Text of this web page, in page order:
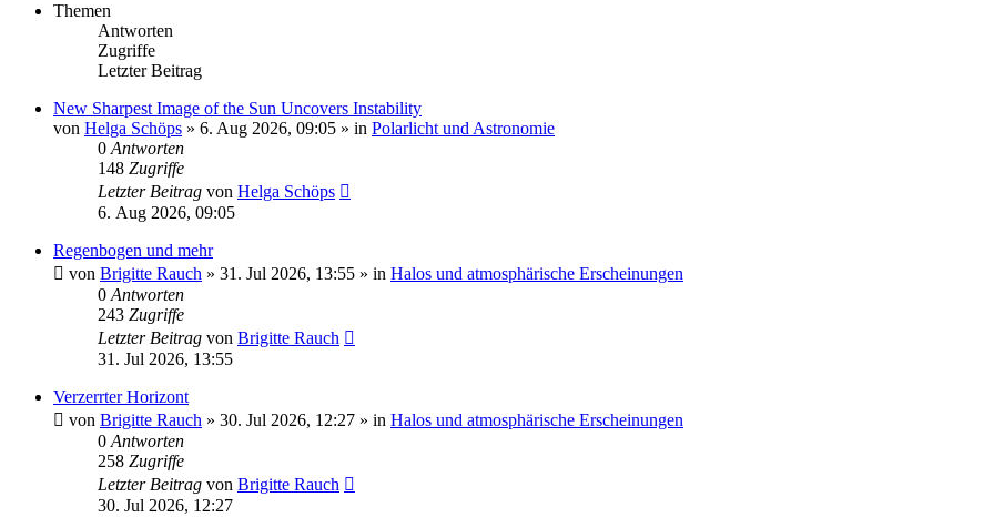
Themen
Antworten
Zugriffe
Letzter Beitrag
New Sharpest Image of the Sun Uncovers Instability
von Helga Schöps » 6. Aug 2026, 09:05 » in Polarlicht und Astronomie
0 Antworten
148 Zugriffe
Letzter Beitrag von Helga Schöps
6. Aug 2026, 09:05
Regenbogen und mehr
von Brigitte Rauch » 31. Jul 2026, 13:55 » in Halos und atmosphärische Erscheinungen
0 Antworten
243 Zugriffe
Letzter Beitrag von Brigitte Rauch
31. Jul 2026, 13:55
Verzerrter Horizont
von Brigitte Rauch » 30. Jul 2026, 12:27 » in Halos und atmosphärische Erscheinungen
0 Antworten
258 Zugriffe
Letzter Beitrag von Brigitte Rauch
30. Jul 2026, 12:27